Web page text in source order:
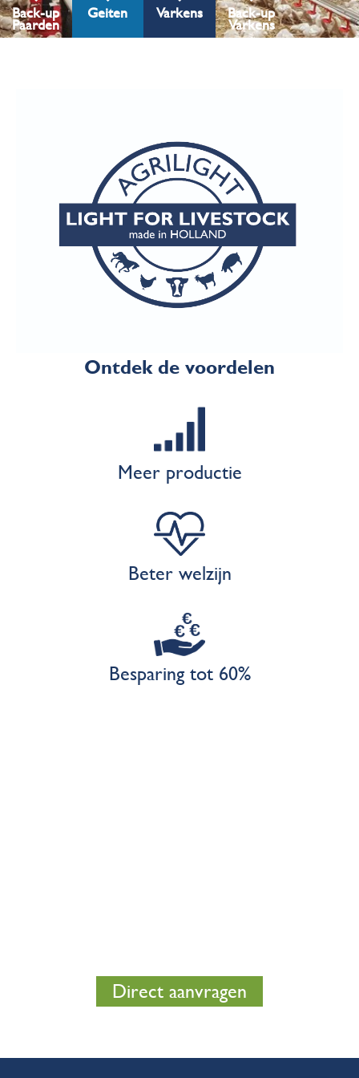
Back-up
Paarden
Geiten Varkens Back-up
Varkens
Ontdek de voordelen
Meer productie
Beter welzijn
Besparing tot 60%
Direct aanvragen